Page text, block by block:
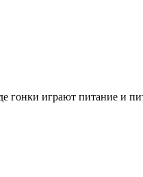
гонки играют питание и